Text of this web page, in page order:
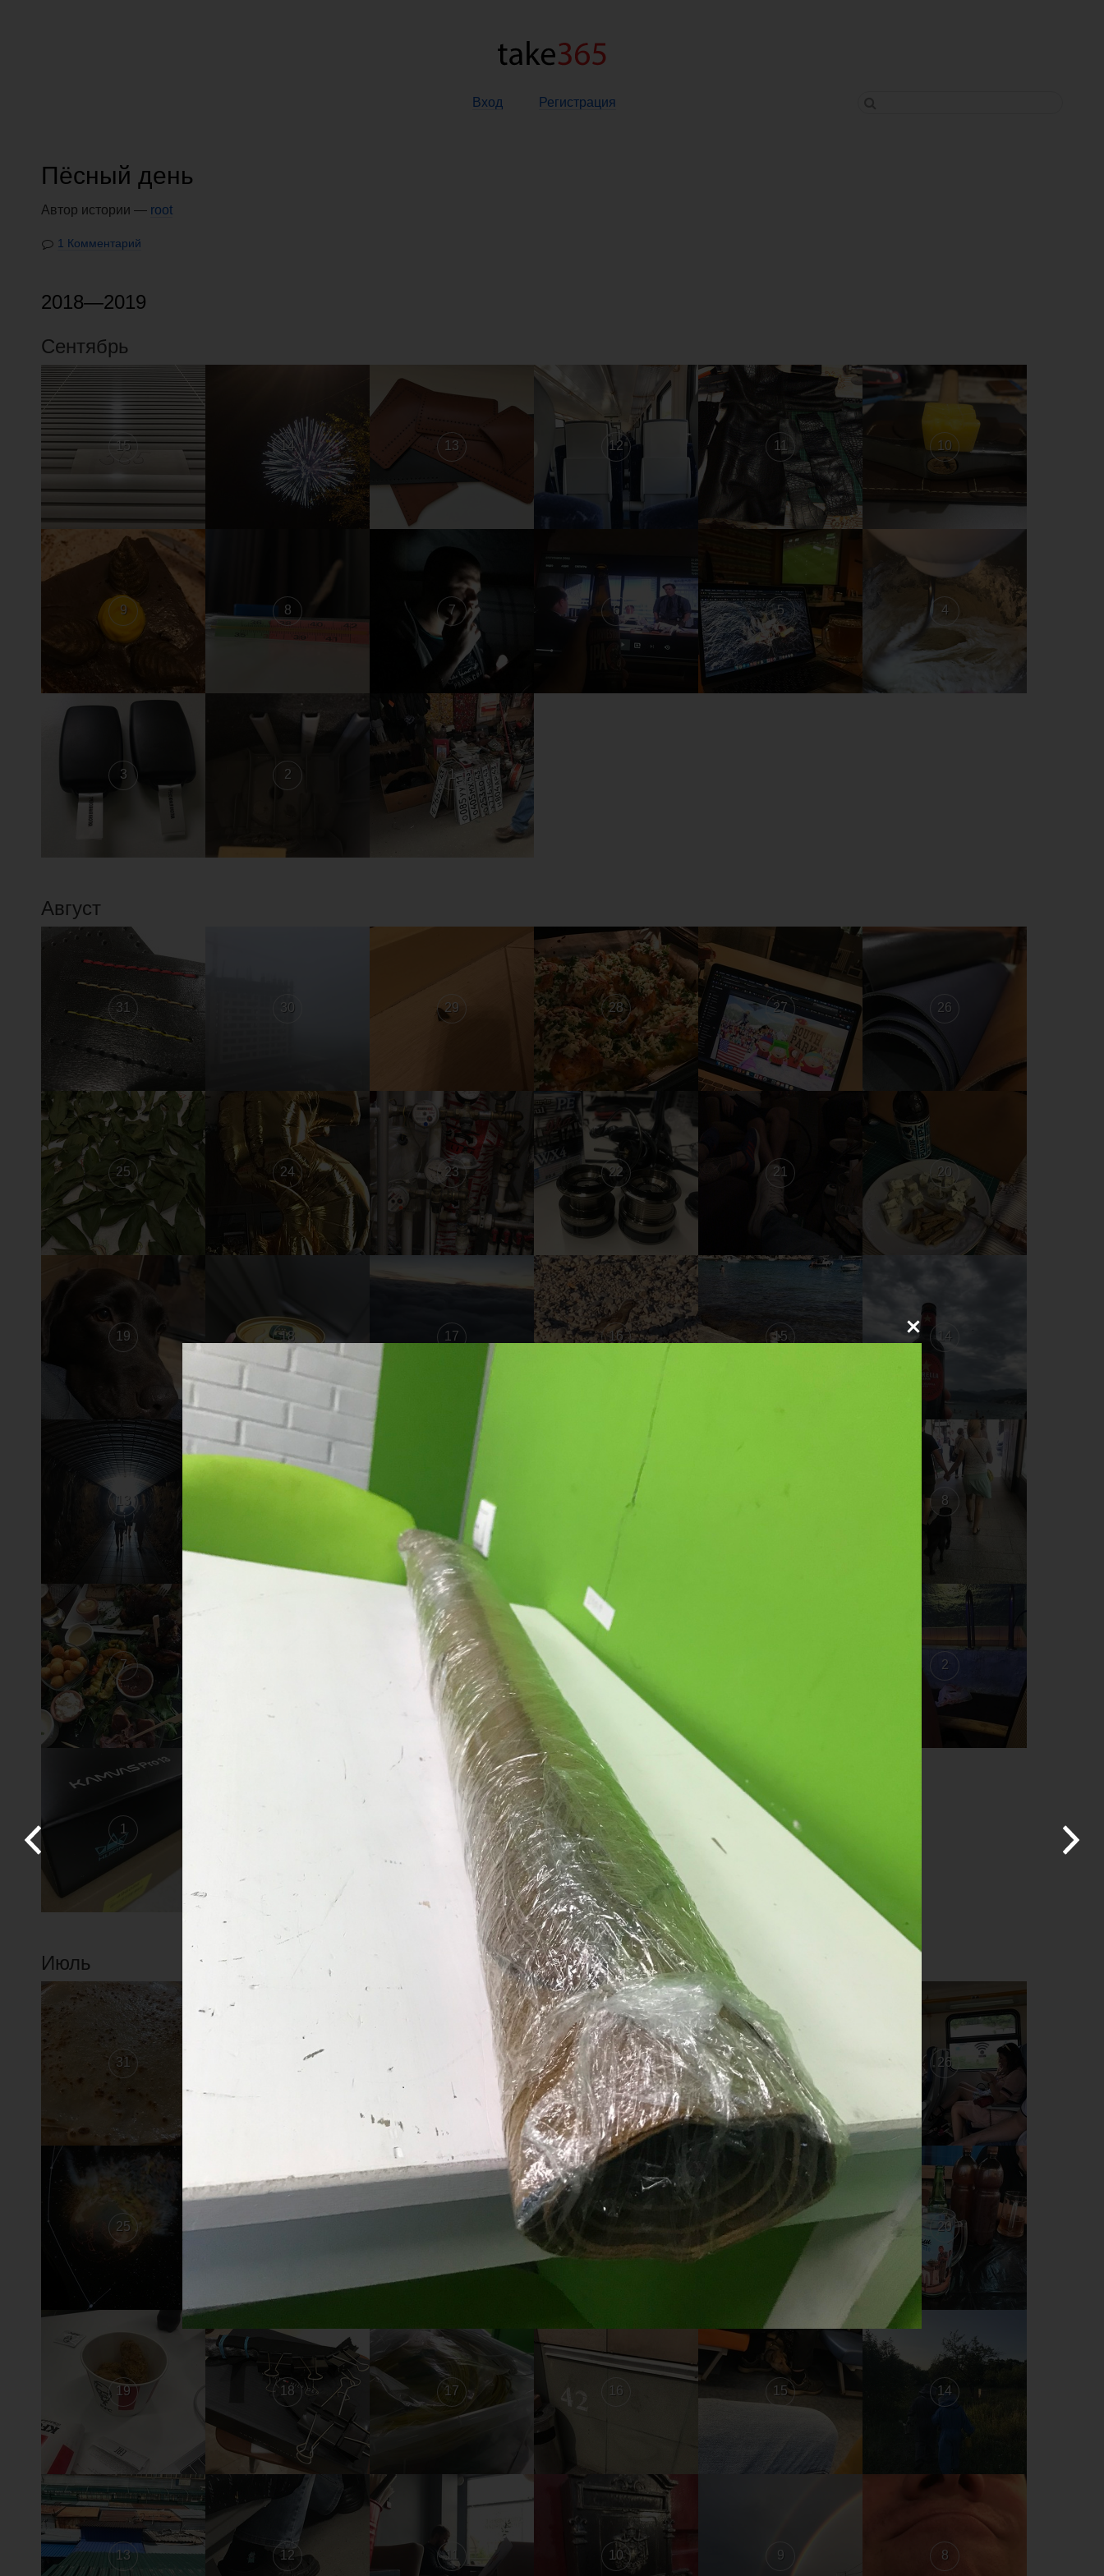
Вход Регистрация
Пёсный день
Автор истории — root
1 Комментарий
2018—2019
Сентябрь
15 14 13 12 11 10
9 8 7 6 5 4
3 2 1
Август
31 30 29 28 27 26
25 24 23 22 21 20
19 18 17 16 15 14
13 8
7 5 2
1
Июль
31 28 27 26
25 21 20
19 18 17 16 15 14
13 12 11 10 9 8